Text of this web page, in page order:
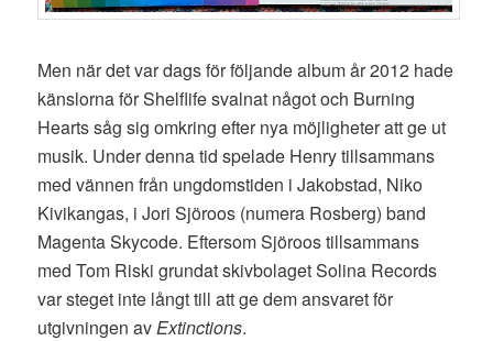
Men när det var dags för följande album år 2012 hade
känslorna för Shelflife svalnat något och Burning
Hearts såg sig omkring efter nya möjligheter att ge ut
musik. Under denna tid spelade Henry tillsammans
med vännen från ungdomstiden i Jakobstad, Niko
Kivikangas, i Jori Sjöroos (numera Rosberg) band
Magenta Skycode. Eftersom Sjöroos tillsammans
med Tom Riski grundat skivbolaget Solina Records
var steget inte långt till att ge dem ansvaret för
utgivningen av Extinctions.